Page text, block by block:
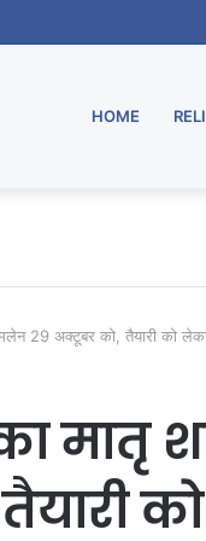
HOME
29 अक्टूबर को, तैयारी को
मातृ